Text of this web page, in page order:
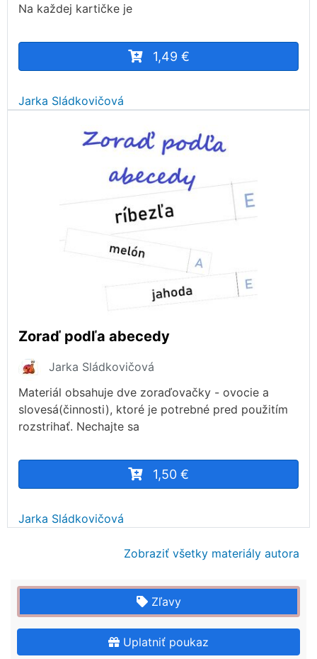
Na každej kartičke je
1,49 €
Jarka Sládkovičová
Zoraď podľa abecedy
Jarka Sládkovičová
Materiál obsahuje dve zoraďovačky - ovocie a
slovesá(činnosti), ktoré je potrebné pred použitím
rozstrihať. Nechajte sa
1,50 €
Jarka Sládkovičová
Zobraziť všetky materiály autora
Zľavy
Uplatniť poukaz